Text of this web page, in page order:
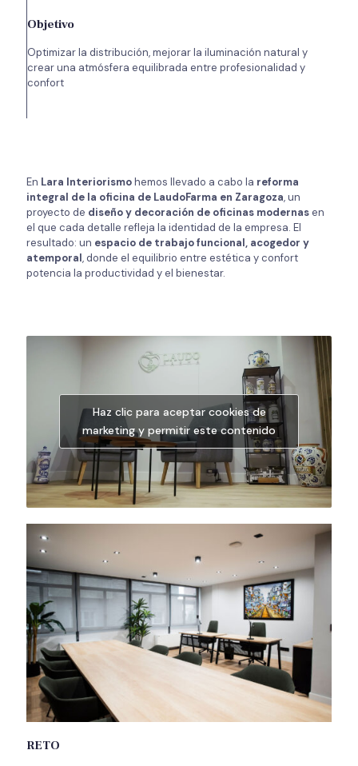
Objetivo
Optimizar la distribución, mejorar la iluminación natural y
crear una atmósfera equilibrada entre profesionalidad y
confort
En Lara Interiorismohemos llevado a cabo la reforma
integral de la oficina de LaudoFarma en Zaragoza, un
proyecto de diseño y decoración de oficinas modernasen
el que cada detalle refleja la identidad de la empresa. El
resultado: un espacio de trabajo funcional, acogedor y
atemporal, donde el equilibrio entre estética y confort
potencia la productividad y el bienestar.
Haz clic para aceptar cookies de
marketing y permitir este contenido
RETO